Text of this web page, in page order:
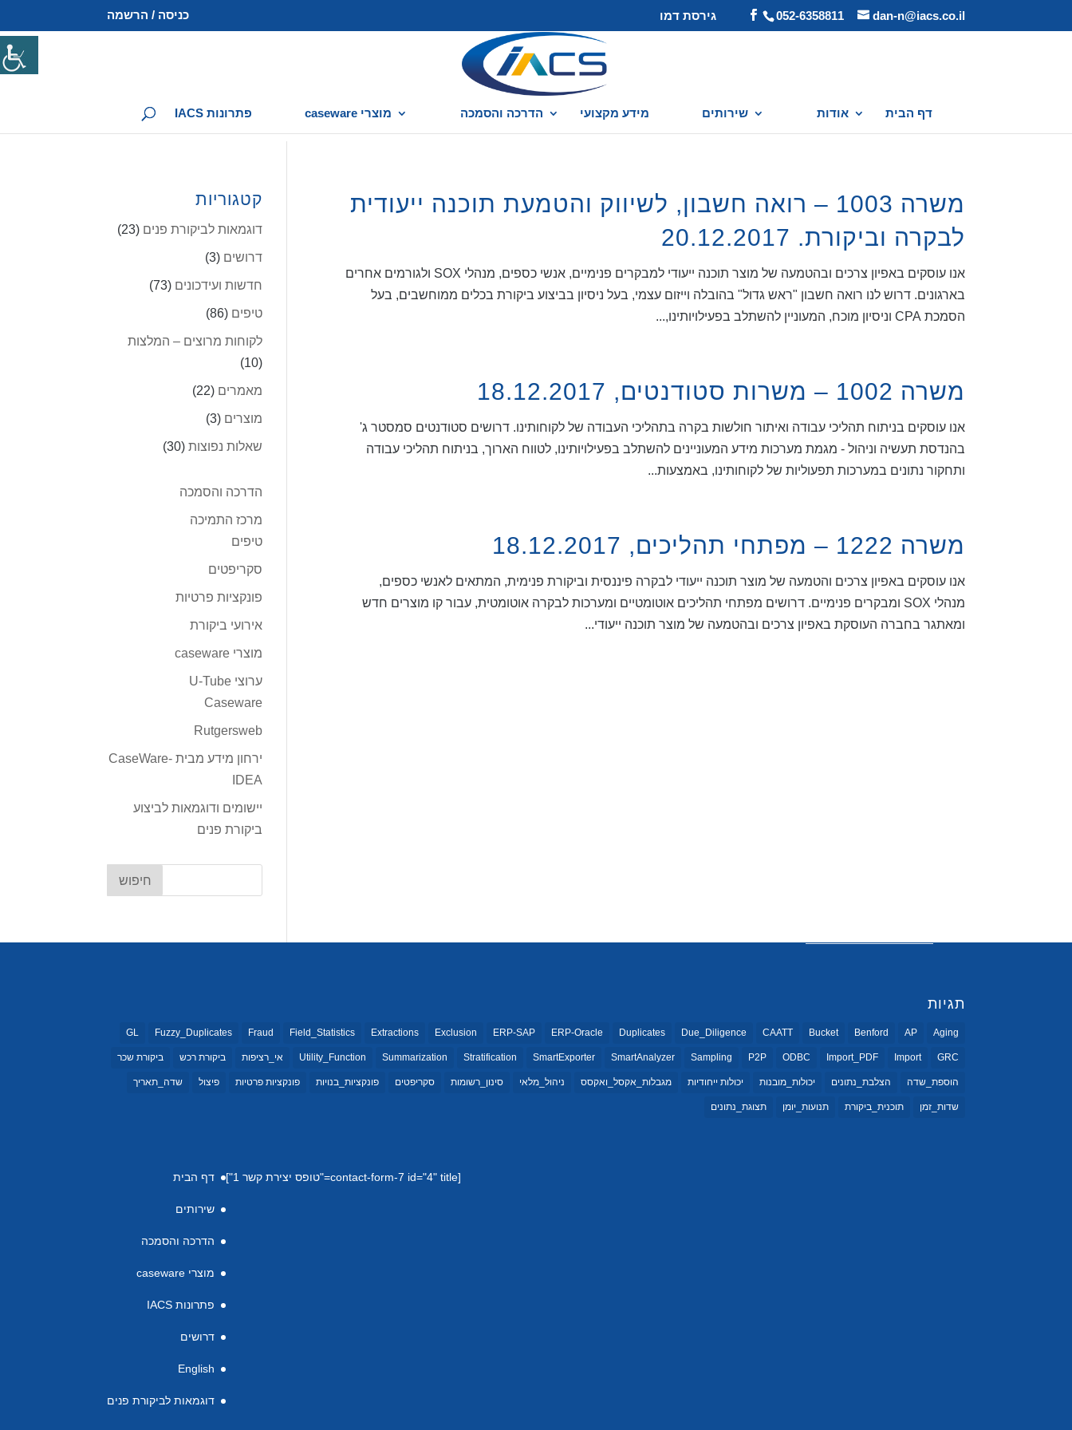
052-6358811 dan-n@iacs.co.il גירסת דמו כניסה / הרשמה
דף הבית אודות שירותים מידע מקצועי הדרכה והסמכה מוצרי caseware פתרונות IACS
משרה 1003 – רואה חשבון, לשיווק והטמעת תוכנה ייעודית
לבקרה וביקורת. 20.12.2017
אנו עוסקים באפיון צרכים ובהטמעה של מוצר תוכנה ייעודי למבקרים פנימיים, אנשי כספים, מנהלי SOX ולגורמים אחרים
בארגונים. דרוש לנו רואה חשבון "ראש גדול" בהובלה וייזום עצמי, בעל ניסיון בביצוע ביקורת בכלים ממוחשבים, בעל
הסמכת CPA וניסיון מוכח, המעוניין להשתלב בפעילויותינו,...
משרה 1002 – משרות סטודנטים, 18.12.2017
אנו עוסקים בניתוח תהליכי עבודה ואיתור חולשות בקרה בתהליכי העבודה של לקוחותינו. דרושים סטודנטים סמסטר ג'
בהנדסת תעשיה וניהול - מגמת מערכות מידע המעוניינים להשתלב בפעילויותינו, לטווח הארוך, בניתוח תהליכי עבודה
ותחקור נתונים במערכות תפעוליות של לקוחותינו, באמצעות...
משרה 1222 – מפתחי תהליכים, 18.12.2017
אנו עוסקים באפיון צרכים והטמעה של מוצר תוכנה ייעודי לבקרה פיננסית וביקורת פנימית, המתאים לאנשי כספים,
מנהלי SOX ומבקרים פנימיים. דרושים מפתחי תהליכים אוטומטיים ומערכות לבקרה אוטומטית, עבור קו מוצרים חדש
ומאתגר בחברה העוסקת באפיון צרכים ובהטמעה של מוצר תוכנה ייעודי...
קטגוריות
דוגמאות לביקורת פנים (23)
דרושים (3)
חדשות ועידכונים (73)
טיפים (86)
לקוחות מרוצים – המלצות
(10)
מאמרים (22)
מוצרים (3)
שאלות נפוצות (30)
הדרכה והסמכה
מרכז התמיכה
טיפים
סקריפטים
פונקציות פרטיות
אירועי ביקורת
מוצרי caseware
ערוצי U-Tube
Caseware
Rutgersweb
ירחון מידע מבית CaseWare-
IDEA
יישומים ודוגמאות לביצוע
ביקורת פנים
תגיות
Aging
AP
Benford
Bucket
CAATT
Due_Diligence
Duplicates
ERP-Oracle
ERP-SAP
Exclusion
Extractions
Field_Statistics
Fraud
Fuzzy_Duplicates
GL
GRC
Import
Import_PDF
ODBC
P2P
Sampling
SmartAnalyzer
SmartExporter
Stratification
Summarization
Utility_Function אי_רציפות ביקורת רכש ביקורת שכר
הוספת_שדה הצלבת_נתונים יכולות_מובנות יכולות ייחודיות מגבלות_אקסל_ואקסס ניהול_מלאי סינון_רשומות סקריפטים פונקציות_בנויות פונקציות פרטיות פיצול שדה_תאריך
שדות_זמן תוכנית_ביקורת תנועות_יומן תצוגת_נתונים
דף הבית
שירותים
הדרכה והסמכה
מוצרי caseware
פתרונות IACS
דרושים
English
דוגמאות לביקורת פנים
[contact-form-7 id="4" title="טופס יצירת קשר 1"]